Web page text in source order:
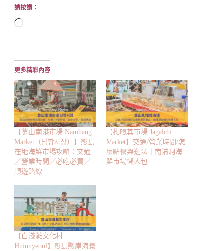
請按讚：
正
入...
更多精彩內容
【釜山南港市場 Namhang
Market（남항시장）】影島
在地海鮮市場攻略：交通
／營業時間／必吃必買／
順遊路線
【札嘎其市場 Jagalchi
Market】交通/營業時間/怎
麼點餐與逛法｜南浦洞海
鮮市場懶人包
【白淺灘文化村
Huinnyeoul】影島懸崖海景